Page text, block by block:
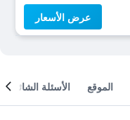
عرض الأسعار
الموقع الأسئلة الشائعة